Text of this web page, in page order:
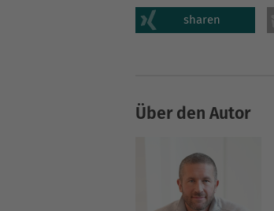
sharen
Über den Autor